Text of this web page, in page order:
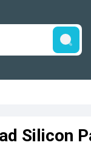
Silicon